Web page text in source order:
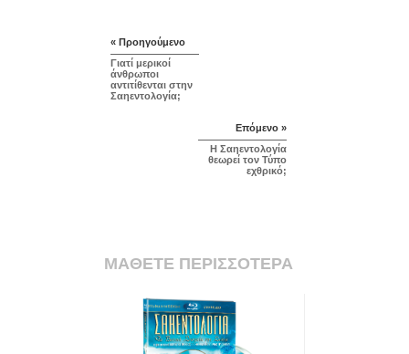
« Προηγούμενο
Γιατί μερικοί
άνθρωποι
αντιτίθενται στην
Σαηεντολογία;
Επόμενο »
Η Σαηεντολογία
θεωρεί τον Τύπο
εχθρικό;
ΜΑΘΕΤΕ ΠΕΡΙΣΣΟΤΕΡΑ